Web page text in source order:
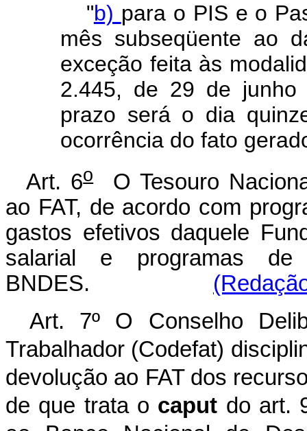
"b) para o PIS e o
mês subseqüente ao
exceção feita às
2.445, de 29 de
prazo será o dia
ocorrência do fato
Art. 6oO Tesouro
ao FAT, de acordo com
gastos efetivos daquele
salarial e programas de
BNDES.
Art. 7º O Conselho
Trabalhador (Codefat)
devolução ao FAT dos
de que trata o caput do art.